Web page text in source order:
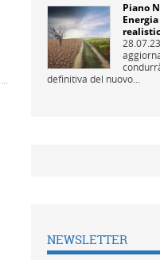
Piano
definitiva del nuovo...
NEWSLETTER